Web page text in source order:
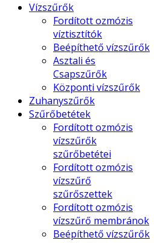
Vízszűrők
Fordított ozmózis
víztisztítók
Beépíthető vízszűrők
Asztali és
Csapszűrők
Központi vízszűrők
Zuhanyszűrők
Szűrőbetétek
Fordított ozmózis
vízszűrők
szűrőbetétei
Fordított ozmózis
vízszűrő
szűrőszettek
Fordított ozmózis
vízszűrő membránok
Beépíthető vízszűrők